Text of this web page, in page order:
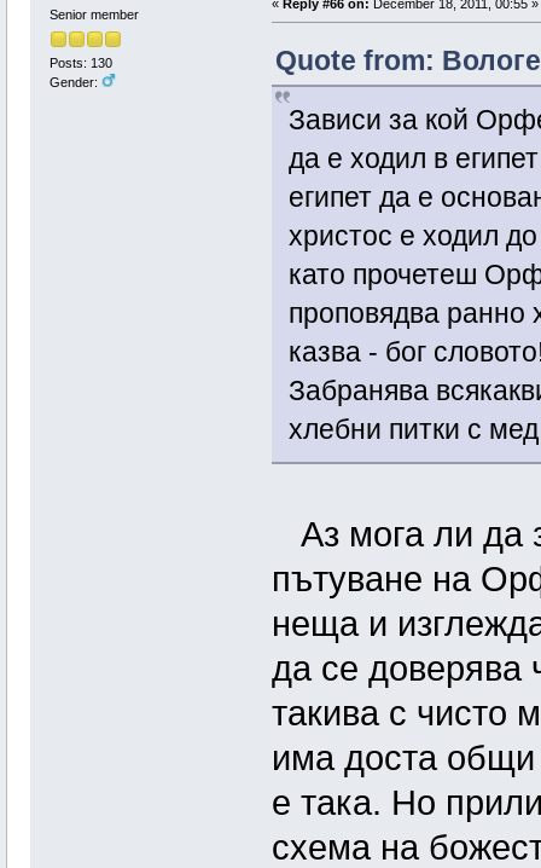
Senior member
Posts: 130
Gender:
« Reply #66 on: December 18, 2011, 00:55 »
Quote from:
Зависи за кой
да е ходил в
египет да е
христос е ходил
като прочетеш
проповядва ранно
казва - бог
Забранява
хлебни питки с
Аз мога ли да
пътуване на
неща и
да се доверява
такива с чисто
има доста общи
е така. Но
схема на